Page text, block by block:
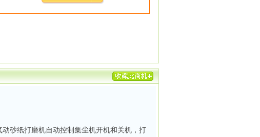
砂纸打磨机自动控制集尘机开机和关机，打